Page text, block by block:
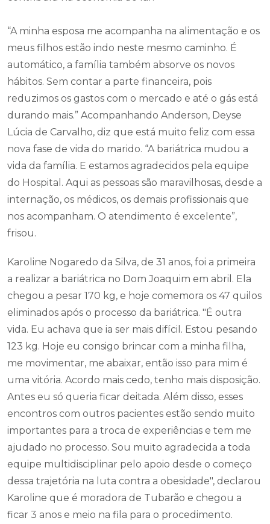
“A minha esposa me acompanha na alimentação e os
meus filhos estão indo neste mesmo caminho. É
automático, a família também absorve os novos
hábitos. Sem contar a parte financeira, pois
reduzimos os gastos com o mercado e até o gás está
durando mais.” Acompanhando Anderson, Deyse
Lúcia de Carvalho, diz que está muito feliz com essa
nova fase de vida do marido. “A bariátrica mudou a
vida da família. E estamos agradecidos pela equipe
do Hospital. Aqui as pessoas são maravilhosas, desde a
internação, os médicos, os demais profissionais que
nos acompanham. O atendimento é excelente”,
frisou.
Karoline Nogaredo da Silva, de 31 anos, foi a primeira
a realizar a bariátrica no Dom Joaquim em abril. Ela
chegou a pesar 170 kg, e hoje comemora os 47 quilos
eliminados após o processo da bariátrica. "É outra
vida. Eu achava que ia ser mais difícil. Estou pesando
123 kg. Hoje eu consigo brincar com a minha filha,
me movimentar, me abaixar, então isso para mim é
uma vitória. Acordo mais cedo, tenho mais disposição.
Antes eu só queria ficar deitada. Além disso, esses
encontros com outros pacientes estão sendo muito
importantes para a troca de experiências e tem me
ajudado no processo. Sou muito agradecida a toda
equipe multidisciplinar pelo apoio desde o começo
dessa trajetória na luta contra a obesidade", declarou
Karoline que é moradora de Tubarão e chegou a
ficar 3 anos e meio na fila para o procedimento.